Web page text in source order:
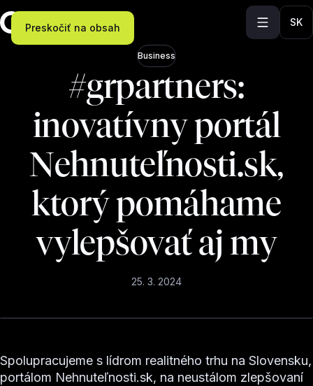
Preskočiť na obsah SK
Business
#grpartners:
inovatívny portál
Nehnuteľnosti.sk,
ktorý pomáhame
vylepšovať aj my
25. 3. 2024
Spolupracujeme s lídrom realitného trhu na Slovensku,
portálom Nehnuteľnosti.sk, na neustálom zlepšovaní